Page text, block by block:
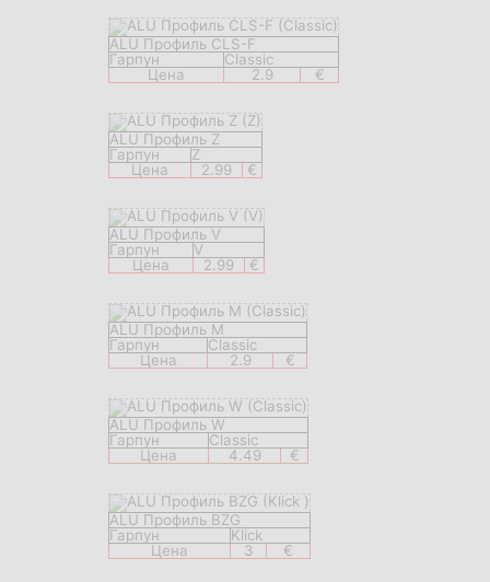
ALU Профиль CLS-F
Гарпун
Classic
Цена
2.9 €
ALU Профиль Z
Гарпун
Z
Цена
2.99 €
ALU Профиль V
Гарпун
V
Цена
2.99 €
ALU Профиль M
Гарпун
Classic
Цена
2.9 €
ALU Профиль W
Гарпун
Classic
Цена
4.49 €
ALU Профиль BZG
Гарпун
Klick
Цена
3 €